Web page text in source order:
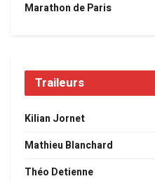
Marathon de Paris
Traileurs
Kilian Jornet
Mathieu Blanchard
Théo Detienne